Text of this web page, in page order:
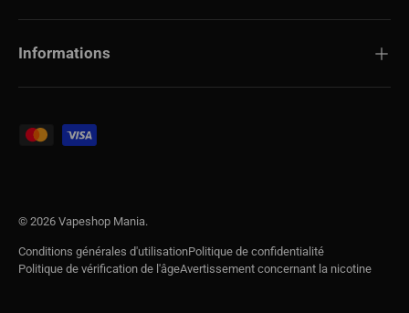
Informations
Modes de paiement acceptés
© 2026 Vapeshop Mania.
Conditions générales d'utilisationPolitique de confidentialité
Politique de vérification de l'âgeAvertissement concernant la nicotine